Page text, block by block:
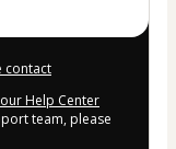
contact
Help Center
team, please